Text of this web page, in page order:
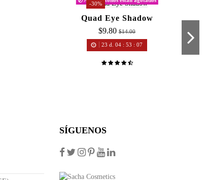
-30%
Quad Eye Shadow
$9.80 $14.00
23 d. 04 :53 :07
SÍGUENOS